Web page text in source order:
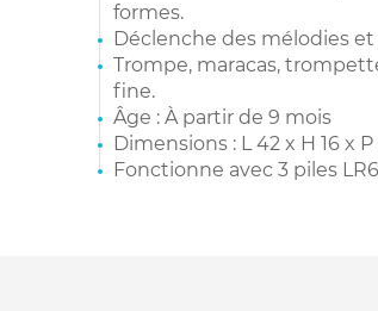
formes.
Déclenche des mélodies
Trompe, maracas,
fine.
Âge : À partir de 9 mois
Dimensions : L 42 x H 16 x
Fonctionne avec 3 piles